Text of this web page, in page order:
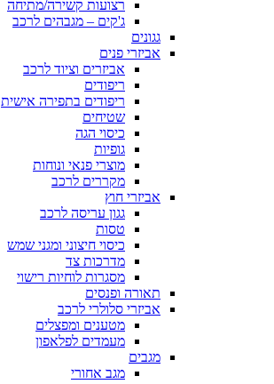
רצועות קשירה/מתיחה
ג'קים – מגבהים לרכב
גגונים
אביזרי פנים
אביזרים וציוד לרכב
ריפודים
ריפודים בתפירה אישית
שטיחים
כיסוי הגה
גופיות
מוצרי פנאי ונוחות
מקררים לרכב
אביזרי חוץ
גגון עריסה לרכב
טסות
כיסוי חיצוני ומגני שמש
מדרכות צד
מסגרות לוחיות רישוי
תאורה ופנסים
אביזרי סלולרי לרכב
מטענים ומפצלים
מעמדים לפלאפון
מגבים
מגב אחורי